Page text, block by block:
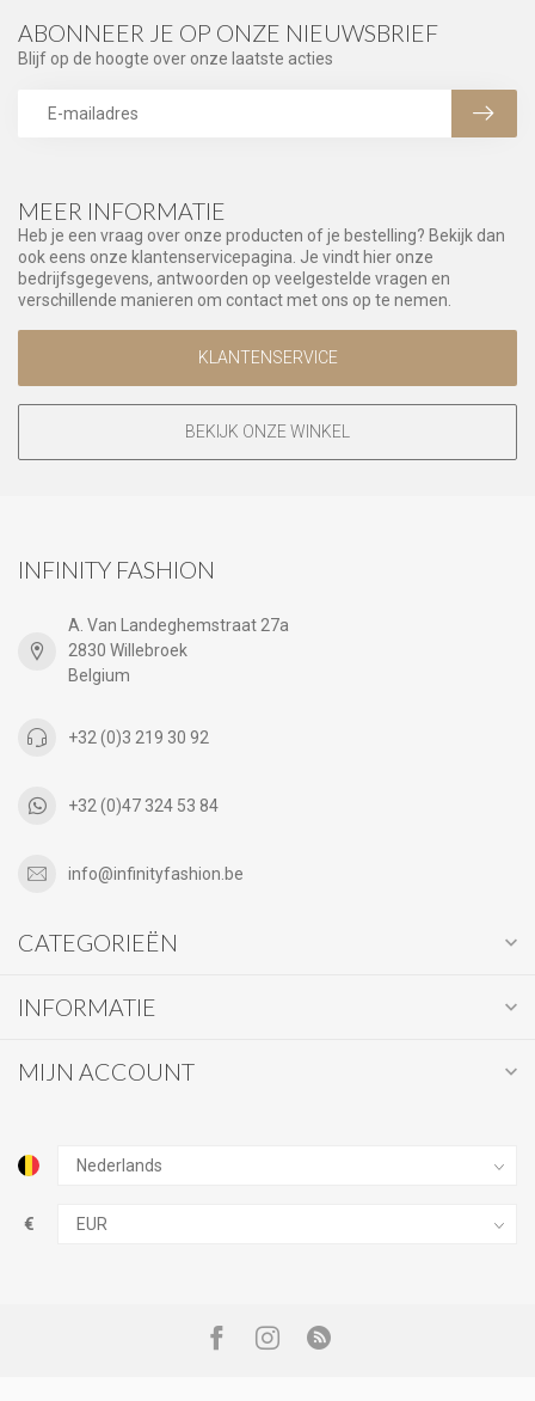
MEER INFORMATIE
Heb je een vraag over onze producten of je bestelling? Bekijk dan
ook eens onze klantenservicepagina. Je vindt hier onze
bedrijfsgegevens, antwoorden op veelgestelde vragen en
verschillende manieren om contact met ons op te nemen.
KLANTENSERVICE
BEKIJK ONZE WINKEL
ABONNEER JE OP ONZE NIEUWSBRIEF
Blijf op de hoogte over onze laatste acties
INFINITY FASHION
A. Van Landeghemstraat 27a
2830 Willebroek
Belgium
+32 (0)3 219 30 92
+32 (0)47 324 53 84
info@infinityfashion.be
CATEGORIEËN
INFORMATIE
MIJN ACCOUNT
€